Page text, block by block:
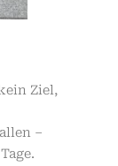
Ziel,
–